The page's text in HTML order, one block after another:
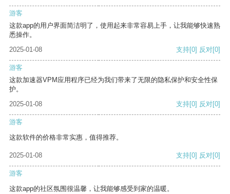
游客
这款app的用户界面简洁明了，使用起来非常容易上手，让我能够快速熟
悉操作。
2025-01-08
支持[0] 反对[0]
游客
这款加速器VPM应用程序已经为我们带来了无限的隐私保护和安全性保
护。
2025-01-08
支持[0] 反对[0]
游客
这款软件的价格非常实惠，值得推荐。
2025-01-08 支持[0] 反对[0]
游客
这款app的社区氛围很温馨，让我能够感受到家的温暖。